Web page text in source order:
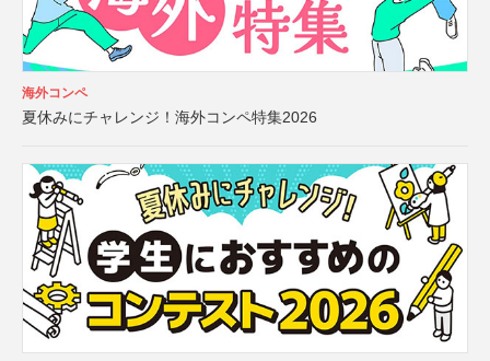
海外コンペ
夏休みにチャレンジ！海外コンペ特集2026